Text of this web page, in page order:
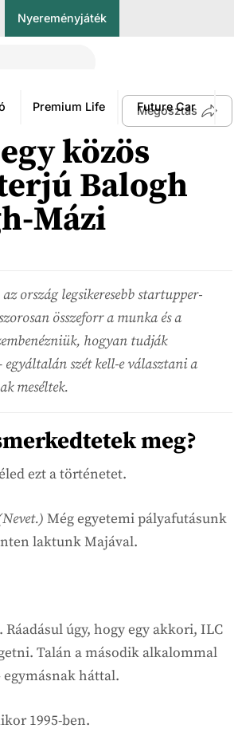
Nyereményjáték
Premium Life Future Car
Megosztás
közös
Balogh
Mázi
ország legsikeresebb startupper-
összeforr a munka és a
hogyan tudják
szét kell-e választani a
meséltek.
meg?
ezt a történetet.
Még egyetemi pályafutásunk
laktunk Majával.
úgy, hogy egy akkori, ILC
Talán a második alkalommal
háttal.
1995-ben.